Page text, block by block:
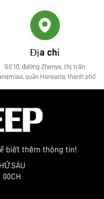
Địa chỉ
Số 10, đường Zhenye, thị trấn
quận Hanjiang, thành phố
biết thêm thông tin!
SÁU
00CH